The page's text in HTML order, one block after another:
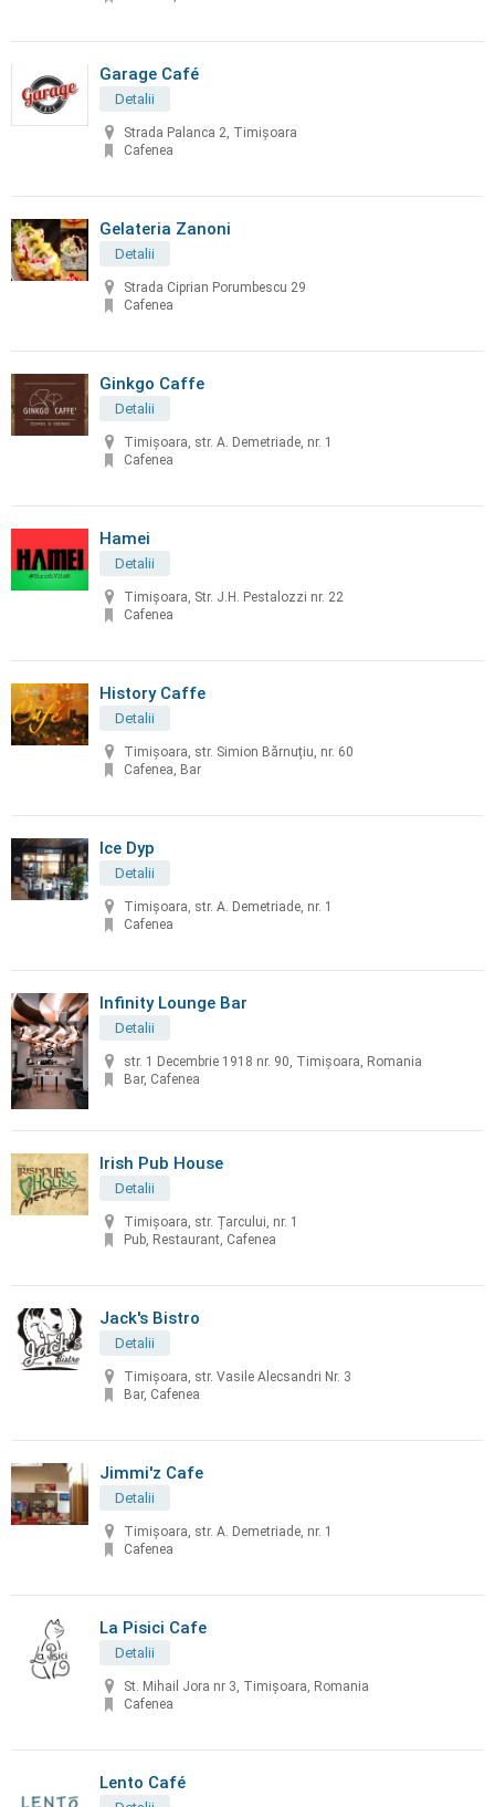
Garage Café
Detalii
Strada Palanca 2, Timișoara
Cafenea
Gelateria Zanoni
Detalii
Strada Ciprian Porumbescu 29
Cafenea
Ginkgo Caffe
Detalii
Timișoara, str. A. Demetriade, nr. 1
Cafenea
Hamei
Detalii
Timișoara, Str. J.H. Pestalozzi nr. 22
Cafenea
History Caffe
Detalii
Timișoara, str. Simion Bărnuțiu, nr. 60
Cafenea, Bar
Ice Dyp
Detalii
Timișoara, str. A. Demetriade, nr. 1
Cafenea
Infinity Lounge Bar
Detalii
str. 1 Decembrie 1918 nr. 90, Timișoara, Romania
Bar, Cafenea
Irish Pub House
Detalii
Timișoara, str. Țarcului, nr. 1
Pub, Restaurant, Cafenea
Jack's Bistro
Detalii
Timișoara, str. Vasile Alecsandri Nr. 3
Bar, Cafenea
Jimmi'z Cafe
Detalii
Timișoara, str. A. Demetriade, nr. 1
Cafenea
La Pisici Cafe
Detalii
St. Mihail Jora nr 3, Timișoara, Romania
Cafenea
Lento Café